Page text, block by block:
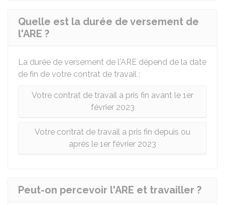
Quelle est la durée de versement de
l'ARE ?
La durée de versement de l'ARE dépend de la date
de fin de votre contrat de travail :
Votre contrat de travail a pris fin avant le 1er
février 2023
Votre contrat de travail a pris fin depuis ou
après le 1er février 2023
Peut-on percevoir l'ARE et travailler ?